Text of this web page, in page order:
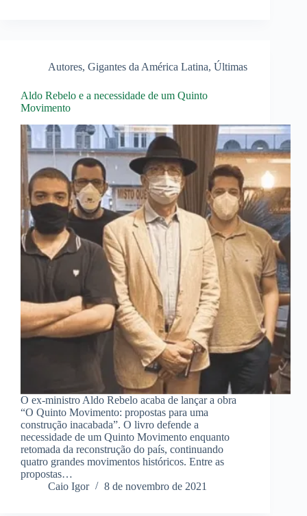
Autores, Gigantes da América Latina, Últimas
Aldo Rebelo e a necessidade de um Quinto
Movimento
O ex-ministro Aldo Rebelo acaba de lançar a obra
“O Quinto Movimento: propostas para uma
construção inacabada”. O livro defende a
necessidade de um Quinto Movimento enquanto
retomada da reconstrução do país, continuando
quatro grandes movimentos históricos. Entre as
propostas…
Caio Igor
8 de novembro de 2021